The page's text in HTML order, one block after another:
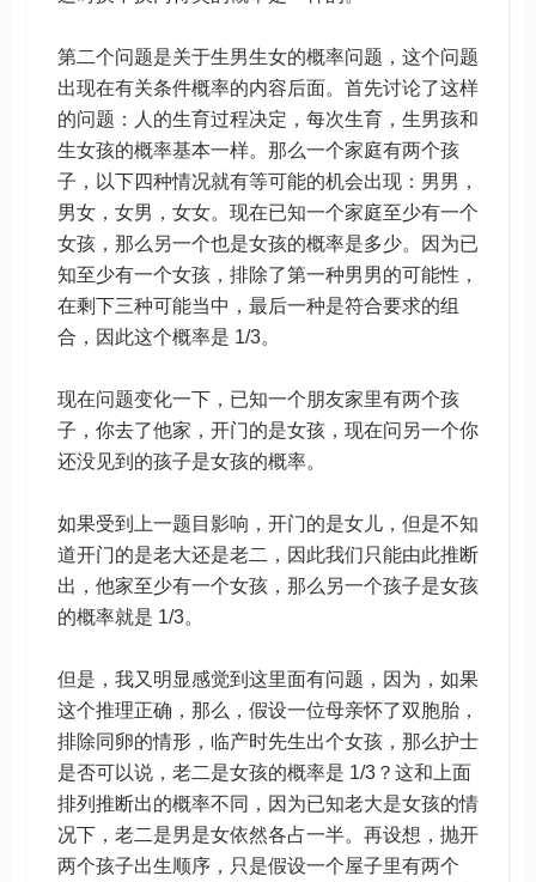
第二个问题是关于生男生女的概率问题，这个问题
出现在有关条件概率的内容后面。首先讨论了这样
的问题：人的生育过程决定，每次生育，生男孩和
生女孩的概率基本一样。那么一个家庭有两个孩
子，以下四种情况就有等可能的机会出现：男男，
男女，女男，女女。现在已知一个家庭至少有一个
女孩，那么另一个也是女孩的概率是多少。因为已
知至少有一个女孩，排除了第一种男男的可能性，
在剩下三种可能当中，最后一种是符合要求的组
合，因此这个概率是 1/3。
现在问题变化一下，已知一个朋友家里有两个孩
子，你去了他家，开门的是女孩，现在问另一个你
还没见到的孩子是女孩的概率。
如果受到上一题目影响，开门的是女儿，但是不知
道开门的是老大还是老二，因此我们只能由此推断
出，他家至少有一个女孩，那么另一个孩子是女孩
的概率就是 1/3。
但是，我又明显感觉到这里面有问题，因为，如果
这个推理正确，那么，假设一位母亲怀了双胞胎，
排除同卵的情形，临产时先生出个女孩，那么护士
是否可以说，老二是女孩的概率是 1/3？这和上面
排列推断出的概率不同，因为已知老大是女孩的情
况下，老二是男是女依然各占一半。再设想，抛开
两个孩子出生顺序，只是假设一个屋子里有两个